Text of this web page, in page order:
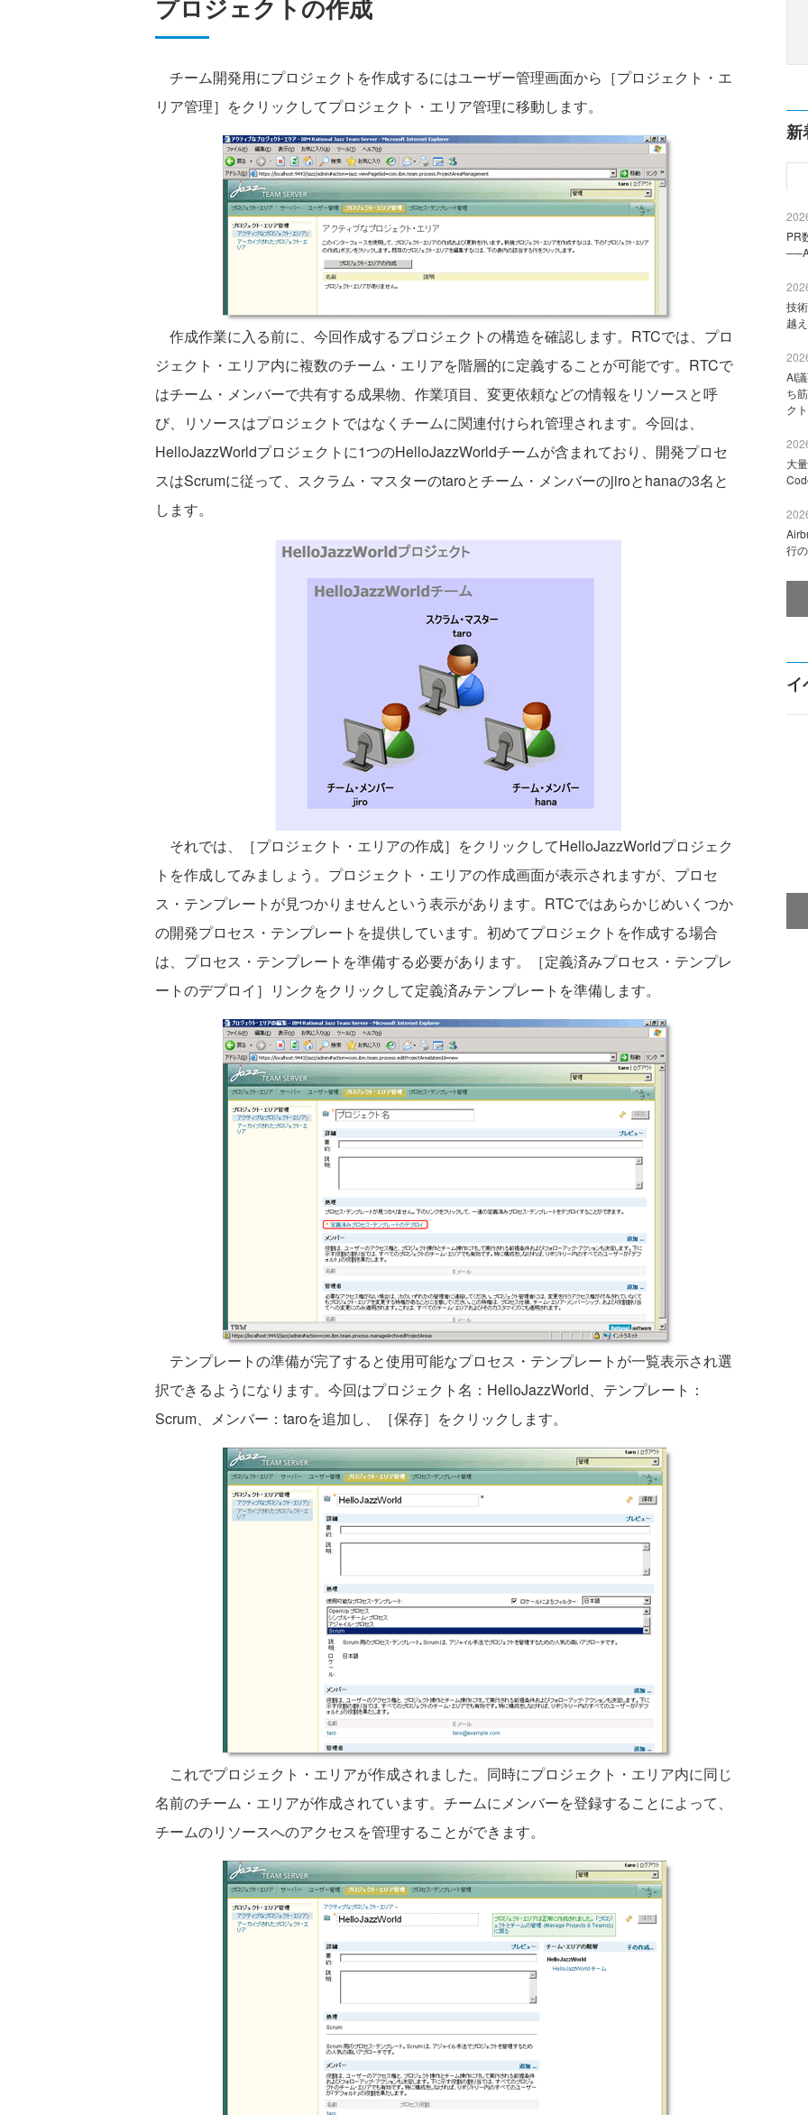
プロジェクトの作成
チーム開発用にプロジェクトを作成するにはユーザー管理画面から［プロジェクト・エ
リア管理］をクリックしてプロジェクト・エリア管理に移動します。
作成作業に入る前に、今回作成するプロジェクトの構造を確認します。RTCでは、プロ
ジェクト・エリア内に複数のチーム・エリアを階層的に定義することが可能です。RTCで
はチーム・メンバーで共有する成果物、作業項目、変更依頼などの情報をリソースと呼
び、リソースはプロジェクトではなくチームに関連付けられ管理されます。今回は、
HelloJazzWorldプロジェクトに1つのHelloJazzWorldチームが含まれており、開発プロセ
スはScrumに従って、スクラム・マスターのtaroとチーム・メンバーのjiroとhanaの3名と
します。
それでは、［プロジェクト・エリアの作成］をクリックしてHelloJazzWorldプロジェク
トを作成してみましょう。プロジェクト・エリアの作成画面が表示されますが、プロセ
ス・テンプレートが見つかりませんという表示があります。RTCではあらかじめいくつか
の開発プロセス・テンプレートを提供しています。初めてプロジェクトを作成する場合
は、プロセス・テンプレートを準備する必要があります。［定義済みプロセス・テンプレ
ートのデプロイ］リンクをクリックして定義済みテンプレートを準備します。
テンプレートの準備が完了すると使用可能なプロセス・テンプレートが一覧表示され選
択できるようになります。今回はプロジェクト名：HelloJazzWorld、テンプレート：
Scrum、メンバー：taroを追加し、［保存］をクリックします。
これでプロジェクト・エリアが作成されました。同時にプロジェクト・エリア内に同じ
名前のチーム・エリアが作成されています。チームにメンバーを登録することによって、
チームのリソースへのアクセスを管理することができます。
新
PR
技
越
AI
ち
ク
大
行
イ